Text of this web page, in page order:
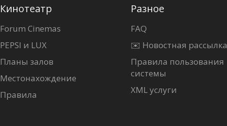
Кинотеатр
Forum Cinemas
PEPSI и LUX
Планы залов
Местонахождение
Правила
Разное
FAQ
✉️ Новостная рассылка
Правила пользования
системы
XML услуги